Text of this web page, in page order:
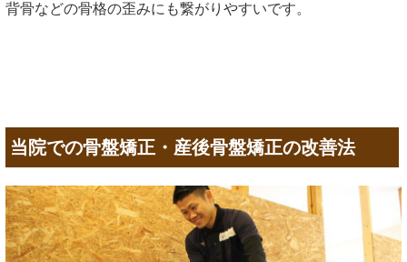
背骨などの骨格の歪みにも繋がりやすいです。
当院での骨盤矯正・産後骨盤矯正の改善法